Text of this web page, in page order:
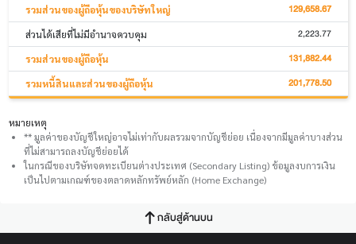
รวมส่วนของผู้ถือหุ้นของบริษัทใหญ่ 129,658.67
ส่วนได้เสียที่ไม่มีอำนาจควบคุม 2,223.77
รวมส่วนของผู้ถือหุ้น 131,882.44
รวมหนี้สินและส่วนของผู้ถือหุ้น 201,778.50
หมายเหตุ
** มูลค่าของบัญชีใหญ่อาจไม่เท่ากับผลรวมจากบัญชีย่อย เนื่องจากมีมูลค่าบางส่วน
ที่ไม่สามารถลงบัญชีย่อยได้
ในกรณีของบริษัทจดทะเบียนต่างประเทศ (Secondary Listing) ข้อมูลงบการเงิน
เป็นไปตามเกณฑ์ของตลาดหลักทรัพย์หลัก (Home Exchange)
กลับสู่ด้านบน